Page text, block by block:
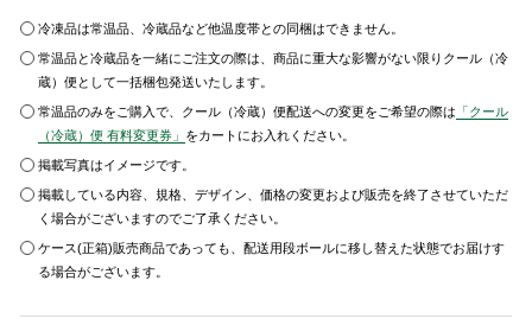
冷凍品は常温品、冷蔵品など他温度帯との同梱はできません。
常温品と冷蔵品を一緒にご注文の際は、商品に重大な影響がない限りクール（冷
蔵）便として一括梱包発送いたします。
常温品のみをご購入で、クール（冷蔵）便配送への変更をご希望の際は 「クール
（冷蔵）便 有料変更券」 をカートにお入れください。
掲載写真はイメージです。
掲載している内容、規格、デザイン、価格の変更および販売を終了させていただ
く場合がございますのでご了承ください。
ケース(正箱)販売商品であっても、配送用段ボールに移し替えた状態でお届けす
る場合がございます。